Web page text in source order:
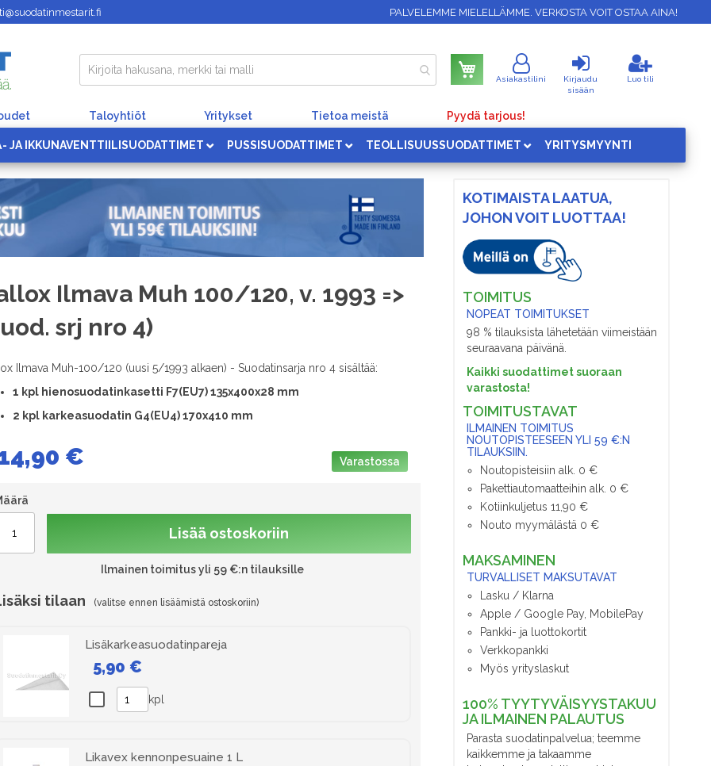
PALVELEMME MIELELLÄMME. VERKOSTA VOIT OSTAA AINA!
Ostoskori
Asiakastilini
Kirjaudu
sisään
Luo tili
Taloyhtiöt Yritykset Tietoa meistä Pyydä tarjous!
JA IKKUNAVENTTIILISUODATTIMET PUSSISUODATTIMET TEOLLISUUSSUODATTIMET YRITYSMYYNTI
Ilmava Muh 100/120, v. 1993 =>
srj nro 4)
Ilmava Muh-100/120 (uusi 5/1993 alkaen) - Suodatinsarja nro 4 sisältää:
1 kpl hienosuodatinkasetti F7(EU7) 135x400x28 mm
2 kpl karkeasuodatin G4(EU4) 170x410 mm
€ Varastossa
Lisää ostoskoriin
Ilmainen toimitus yli 59 €:n tilauksille
tilaan
Lisäkarkeasuodatinpareja
5,90 €
kpl
Likavex kennonpesuaine 1 L
KOTIMAISTA LAATUA,
JOHON VOIT LUOTTAA!
TOIMITUS
NOPEAT TOIMITUKSET
98 % tilauksista lähetetään viimeistään
seuraavana päivänä.
Kaikki suodattimet suoraan
varastosta!
TOIMITUSTAVAT
ILMAINEN TOIMITUS
NOUTOPISTEESEEN YLI 59 €:N
TILAUKSIIN.
Noutopisteisiin alk. 0 €
Pakettiautomaatteihin alk. 0 €
Kotiinkuljetus 11,90 €
Nouto myymälästä 0 €
MAKSAMINEN
TURVALLISET MAKSUTAVAT
Lasku / Klarna
Apple / Google Pay, MobilePay
Pankki- ja luottokortit
Verkkopankki
Myös yrityslaskut
100% TYYTYVÄISYYSTAKUU
JA ILMAINEN PALAUTUS
Parasta suodatinpalvelua; teemme
kaikkemme ja takaamme